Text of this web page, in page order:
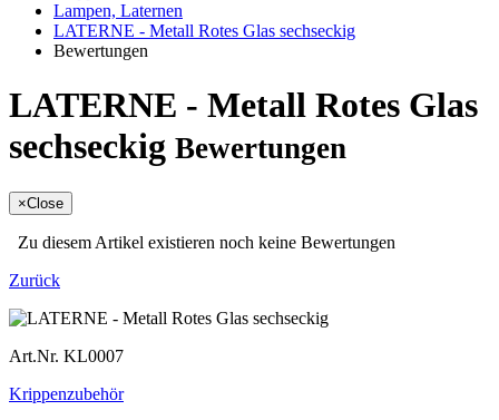
Lampen, Laternen
LATERNE - Metall Rotes Glas sechseckig
Bewertungen
LATERNE - Metall Rotes Glas
sechseckig Bewertungen
×Close
Zu diesem Artikel existieren noch keine Bewertungen
Zurück
Art.Nr. KL0007
Krippenzubehör